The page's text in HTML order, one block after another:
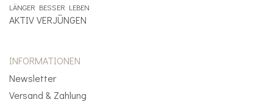
LÄNGER BESSER LEBEN
AKTIV VERJÜNGEN
INFORMATIONEN
Newsletter
Versand & Zahlung